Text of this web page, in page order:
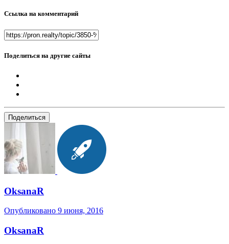
Ссылка на комментарий
Поделиться на другие сайты
Поделиться
OksanaR
Опубликовано 9 июня, 2016
OksanaR